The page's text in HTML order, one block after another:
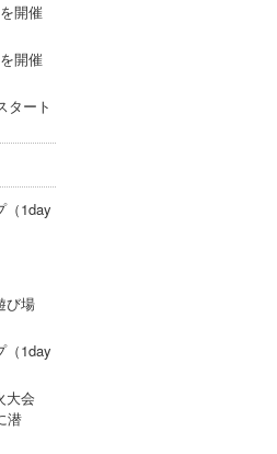
開催
開催
タート
（1day
び場
（1day
大会
潜